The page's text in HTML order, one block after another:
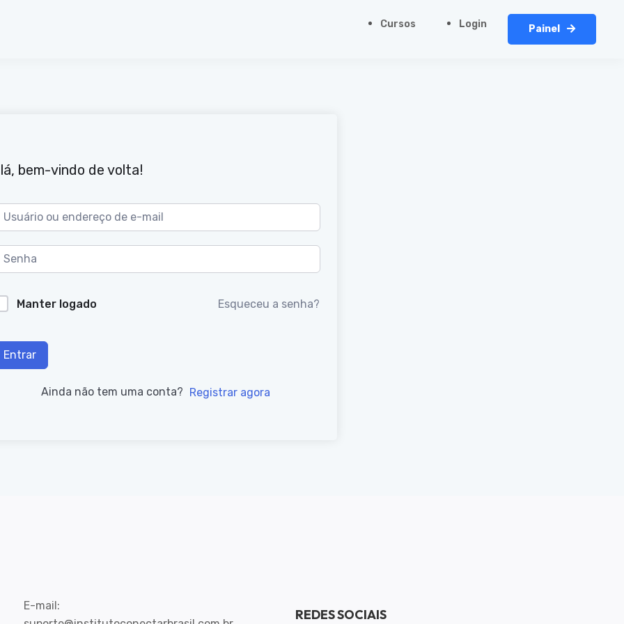
Cursos Login Painel
bem-vindo de volta!
Manter logado Esqueceu a senha?
Entrar
Ainda não tem uma conta? Registrar agora
E-mail:
REDES SOCIAIS